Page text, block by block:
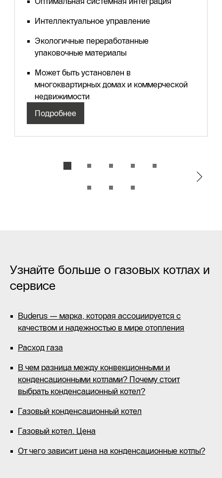
Интеллектуальное управление
Экологичные переработанные
упаковочные материалы
Может быть установлен в
многоквартирных домах и коммерческой
недвижимости
Подробнее
Узнайте больше о газовых котлах и
сервисе
Buderus — марка, которая ассоциируется с
качеством и надежностью в мире отопления
Расход газа
В чем разница между конвекционными и
конденсационными котлами? Почему стоит
выбрать конденсационный котел?
Газовый конденсационный котел
Газовый котел. Цена
От чего зависит цена на конденсационные котлы?